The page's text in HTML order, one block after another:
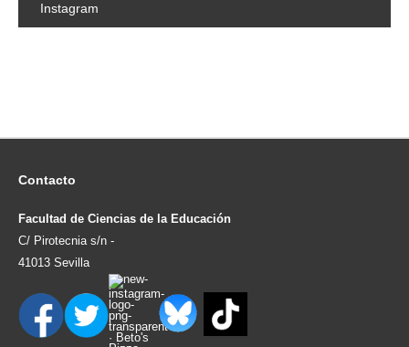
Instagram
Contacto
Facultad de Ciencias de la Educación
C/ Pirotecnia s/n -
41013 Sevilla